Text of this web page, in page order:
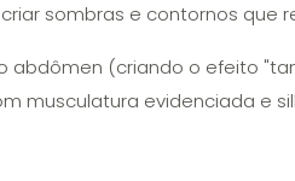
sombras e contornos que
abdômen (criando o efeito
musculatura evidenciada e